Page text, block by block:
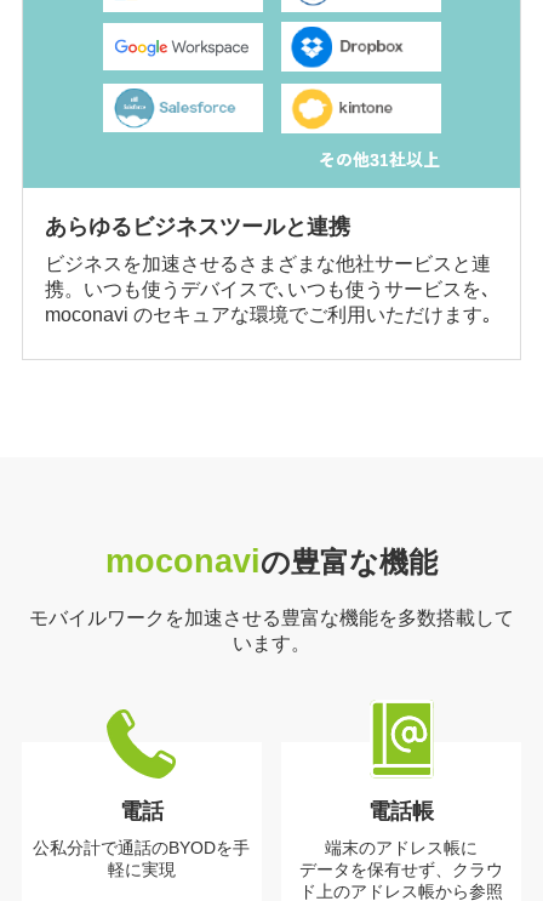
あらゆるビジネスツールと連携
ビジネスを加速させるさまざまな他社サービスと連
携。いつも使うデバイスで､いつも使うサービスを､
moconavi のセキュアな環境でご利用いただけます｡
moconaviの豊富な機能
モバイルワークを加速させる豊富な機能を多数搭載して
います。
電話
公私分計で通話のBYODを手
軽に実現
電話帳
端末のアドレス帳に
データを保有せず、 クラウ
ド上のアドレス帳から参照